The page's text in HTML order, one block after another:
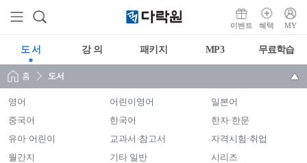
이벤트 혜택 MY
도 서 강 의 패키지 MP3 무료학습
홈 도서
영어 어린이영어
일본어
중국어
한국어
한자·한문
유아·어린이
교과서·참고서
자격시험·취업
월간지
기타 일반 시리즈